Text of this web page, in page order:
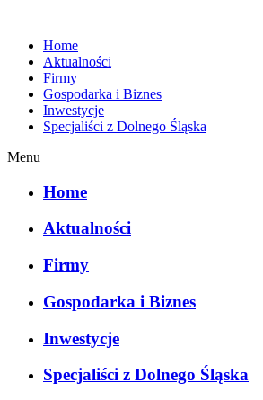
Home
Aktualności
Firmy
Gospodarka i Biznes
Inwestycje
Specjaliści z Dolnego Śląska
Menu
Home
Aktualności
Firmy
Gospodarka i Biznes
Inwestycje
Specjaliści z Dolnego Śląska